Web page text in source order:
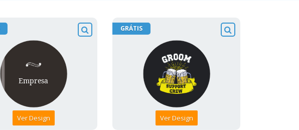
Ver Design
GRÁTIS
Ver Design